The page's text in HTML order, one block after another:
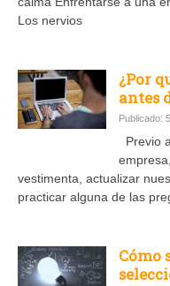
Los nervios
¿Por
antes
Publicado:
Previo
vestimenta, actualizar
practicar alguna de las
Cómo